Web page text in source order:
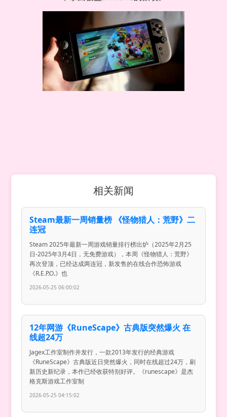
相关新闻
Steam最新一周销量榜 《怪物猎人：荒野》二
连冠
Steam 2025年最新一周游戏销量排行榜出炉（2025年2月25
日-2025年3月4日，无免费游戏），本周《怪物猎人：荒野》
再次登顶，已经达成两连冠，新发售的在线合作恐怖游戏
《R.E.P.O.》也
2026-05-25 06:00:02
12年网游《RuneScape》古典版突然爆火 在
线超24万
Jagex工作室制作并发行，一款2013年发行的经典游戏
《RuneScape》古典版近日突然爆火，同时在线超过24万，刷
新历史新纪录，本作已经收获特别好评。《runescape》是杰
格克斯游戏工作室制
2026-05-25 04:15:02